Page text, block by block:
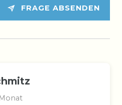
FRAGE ABSENDEN